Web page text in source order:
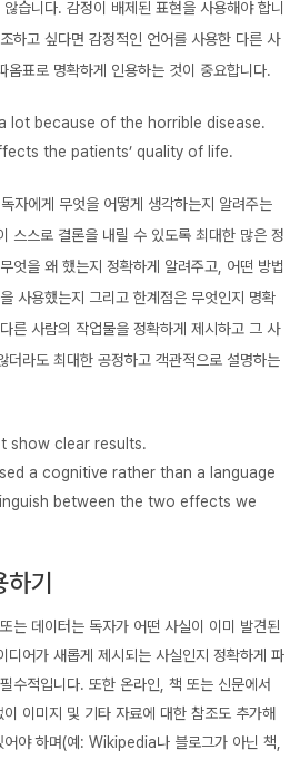
습니다. 감정이 배제된 표현을 사용해야 합니
하고 싶다면 감정적인 언어를 사용한 다른 사
옴표로 명확하게 인용하는 것이 중요합니다.
lot because of the horrible disease.
the patients’ quality of life.
독자에게 무엇을 어떻게 생각하는지 알려주는
스스로 결론을 내릴 수 있도록 최대한 많은 정
엇을 왜 했는지 정확하게 알려주고, 어떤 방법
사용했는지 그리고 한계점은 무엇인지 명확
른 사람의 작업물을 정확하게 제시하고 그 사
더라도 최대한 공정하고 객관적으로 설명하는
show clear results.
a cognitive rather than a language
between the two effects we
하기
는 데이터는 독자가 어떤 사실이 이미 발견된
디어가 새롭게 제시되는 사실인지 정확하게 파
수적입니다. 또한 온라인, 책 또는 신문에서
이미지 및 기타 자료에 대한 참조도 추가해
야 하며(예: Wikipedia나 블로그가 아닌 책,